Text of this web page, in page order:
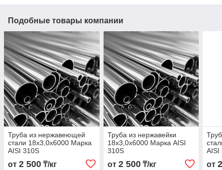
Подобные товары компании
Труба из нержавеющей
стали 18х3,0х6000 Марка
AISI 310S
от 2 500 ₸/кг
Труба из нержавейки
18х3,0х6000 Марка AISI
310S
от 2 500₸/кг
AISI
от